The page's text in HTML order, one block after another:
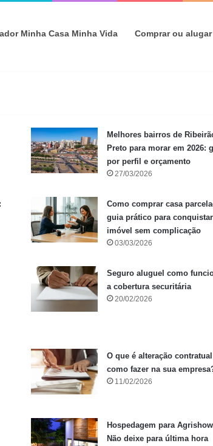
Minha Casa Minha Vida Comprar ou alugar
Melhores bairros de
Preto para morar em 2026:
por perfil e orçamento
27/03/2026
Como comprar casa
guia prático para
imóvel sem complicação
03/03/2026
Seguro aluguel como
a cobertura securitária
20/02/2026
O que é alteração
como fazer na sua
11/02/2026
Hospedagem para
Não deixe para última hora